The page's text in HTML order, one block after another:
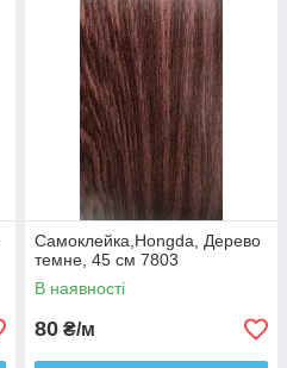
Самоклейка,Hongda, Дерево
темне, 45 см 7803
В наявності
80 ₴/м